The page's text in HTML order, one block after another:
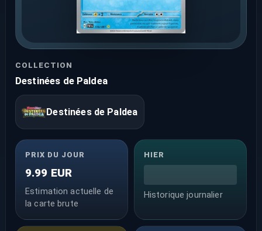
COLLECTION
Destinées de Paldea
Destinées de Paldea
PRIX DU JOUR
9.99 EUR
Estimation actuelle de
la carte brute
HIER
Historique journalier